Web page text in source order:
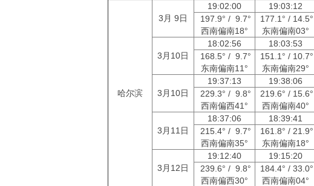
哈尔滨
3月 9日
19:02:00 19:03:12
197.9° / 9.7°
西南偏南18°
177.1° / 14.5°
东南偏南03°
3月10日
18:02:56 18:03:53
168.5° / 9.7°
东南偏南11°
151.1° / 10.7°
东南偏南29°
3月10日
19:37:13 19:38:06
229.3° / 9.8°
西南偏西41°
219.6° / 15.6°
西南偏南40°
3月11日
18:37:06 18:39:41
215.4° / 9.7°
西南偏南35°
161.8° / 21.9°
东南偏南18°
3月12日
19:12:40 19:15:20
239.6° / 9.8°
西南偏西30°
184.4° / 33.0°
西南偏南04°